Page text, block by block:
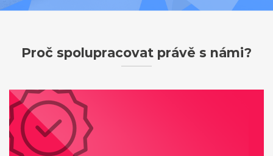
Proč spolupracovat právě s námi?